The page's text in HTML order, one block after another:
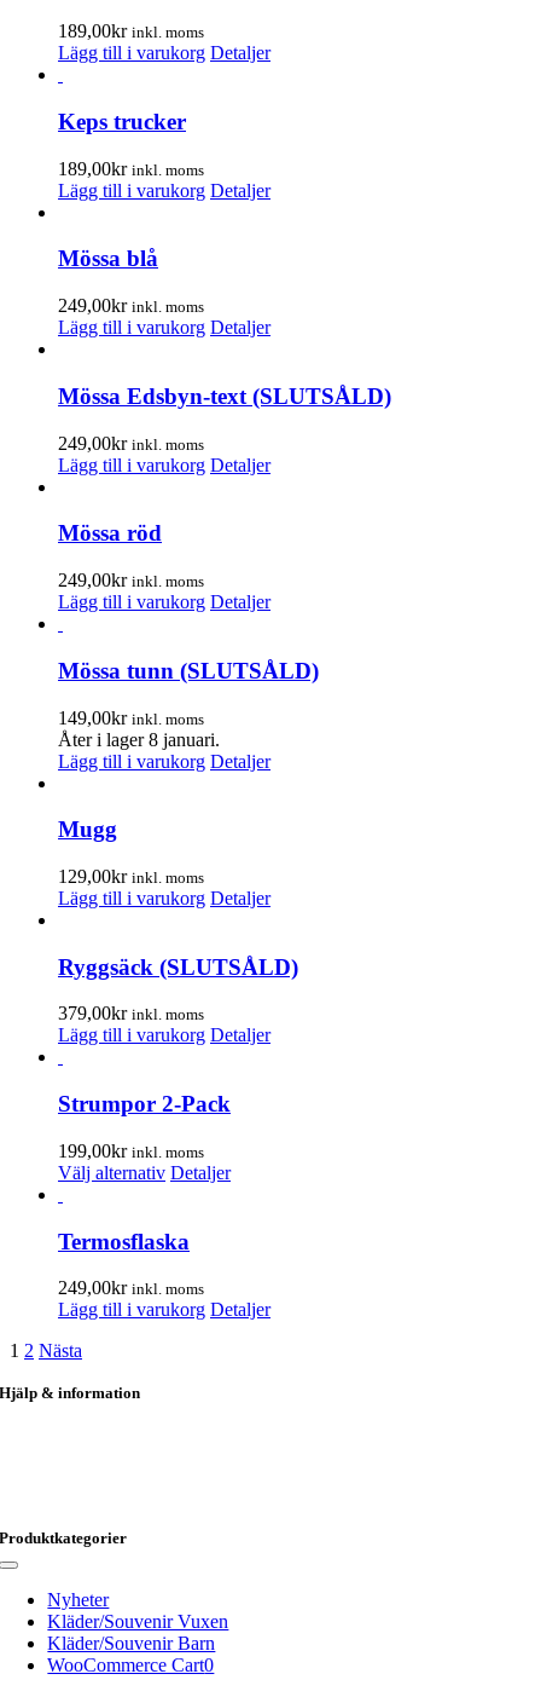
189,00kr inkl. moms
Lägg till i varukorg Detaljer
Keps trucker
189,00kr inkl. moms
Lägg till i varukorg Detaljer
Mössa blå
249,00kr inkl. moms
Lägg till i varukorg Detaljer
Mössa Edsbyn-text (SLUTSÅLD)
249,00kr inkl. moms
Lägg till i varukorg Detaljer
Mössa röd
249,00kr inkl. moms
Lägg till i varukorg Detaljer
Mössa tunn (SLUTSÅLD)
149,00kr inkl. moms
Åter i lager 8 januari.
Lägg till i varukorg Detaljer
Mugg
129,00kr inkl. moms
Lägg till i varukorg Detaljer
Ryggsäck (SLUTSÅLD)
379,00kr inkl. moms
Lägg till i varukorg Detaljer
Strumpor 2-Pack
199,00kr inkl. moms
Välj alternativ Den
har
flera
De
olika
Detaljer
Termosflaska
249,00kr inkl. moms
Lägg till i varukorg Detaljer
1 2 Nästa
Hjälp & information
Produktkategorier
Toggle
NavigationNyheter
Kläder/Souvenir Vuxen
Kläder/Souvenir Barn
WooCommerce Cart0